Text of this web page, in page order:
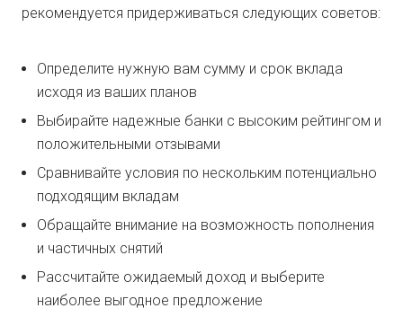
рекомендуется придерживаться следующих советов:
Определите нужную вам сумму и срок вклада
исходя из ваших планов
Выбирайте надежные банки с высоким рейтингом и
положительными отзывами
Сравнивайте условия по нескольким потенциально
подходящим вкладам
Обращайте внимание на возможность пополнения
и частичных снятий
Рассчитайте ожидаемый доход и выберите
наиболее выгодное предложение